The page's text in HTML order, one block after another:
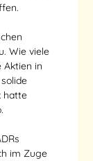
Wie viele
Aktien in
hatte
im Zuge